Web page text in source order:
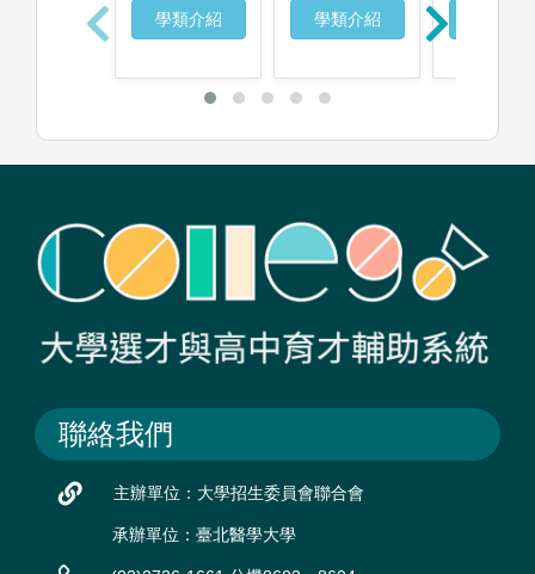
學類介紹 學類介紹
聯絡我們
主辦單位：大學招生委員會聯合會
承辦單位：臺北醫學大學